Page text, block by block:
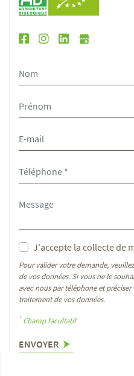
J'accepte la collecte de
Pour valider votre demande,
de vos données. Si vous ne le
avec nous par téléphone et
traitement de vos données.
*Champ facultatif
ENVOYER